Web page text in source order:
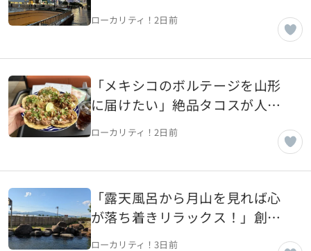
「Namboku」が混在しているの
ローカリティ！2日前
「メキシコのボルテージを山形
に届けたい」絶品タコスが人気
のメキシコ料理店【山形県山形
ローカリティ！2日前
「露天風呂から月山を見れば心
が落ち着きリラックス！」創業
25年、市民人気の温泉施設【山
ローカリティ！3日前